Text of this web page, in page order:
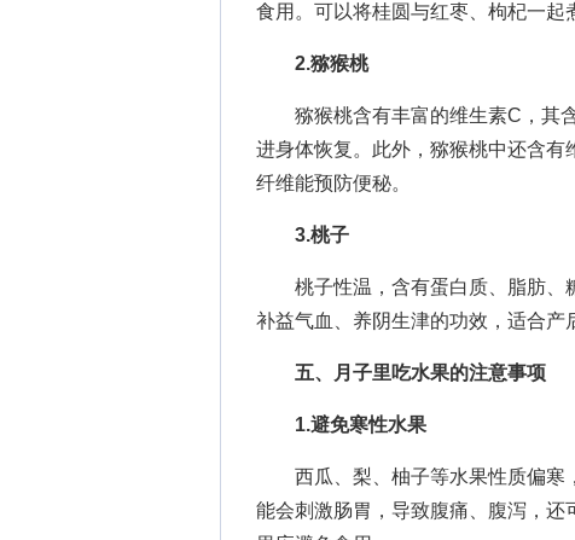
食用。可以将桂圆与红枣、枸杞一起
2.猕猴桃
猕猴桃含有丰富的维生素C，其含
进身体恢复。此外，猕猴桃中还含
纤维能预防便秘。
3.桃子
桃子性温，含有蛋白质、脂肪、
补益气血、养阴生津的功效，适合产
五、月子里吃水果的注意事项
1.避免寒性水果
西瓜、梨、柚子等水果性质偏寒
能会刺激肠胃，导致腹痛、腹泻，